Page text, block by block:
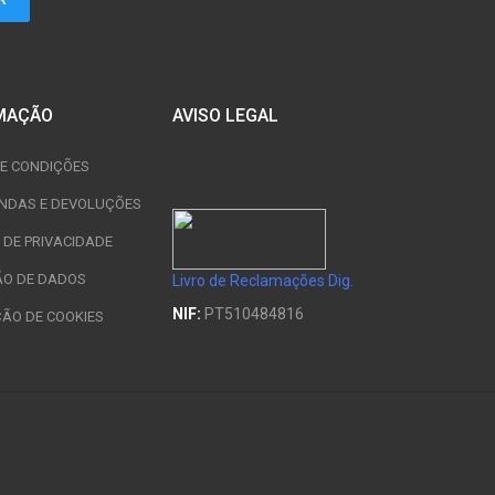
CONDIÇÕES
E DEVOLUÇÕES
DE PRIVACIDADE
DE DADOS
DE COOKIES
AVISO LEGAL
Livro de Reclamações Dig.
NIF: PT510484816